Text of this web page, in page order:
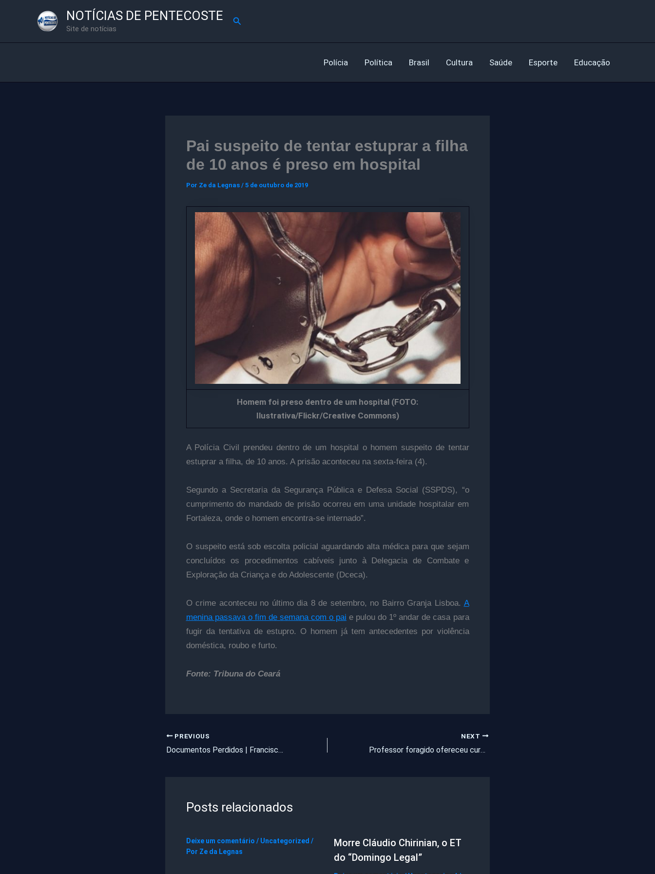
NOTÍCIAS DE PENTECOSTE
Site de notícias
Pesquisar
Polícia Política Brasil Cultura Saúde Esporte Educação
Pai suspeito de tentar estuprar a filha
de 10 anos é preso em hospital
Por Ze da Legnas / 5 de outubro de 2019
Homem foi preso dentro de um hospital (FOTO:
Ilustrativa/Flickr/Creative Commons)
A Polícia Civil prendeu dentro de um hospital o homem suspeito de tentar
estuprar a filha, de 10 anos. A prisão aconteceu na sexta-feira (4).
Segundo a Secretaria da Segurança Pública e Defesa Social (SSPDS), “o
cumprimento do mandado de prisão ocorreu em uma unidade hospitalar em
Fortaleza, onde o homem encontra-se internado”.
O suspeito está sob escolta policial aguardando alta médica para que sejam
concluídos os procedimentos cabíveis junto à Delegacia de Combate e
Exploração da Criança e do Adolescente (Dceca).
O crime aconteceu no último dia 8 de setembro, no Bairro Granja Lisboa. A
menina passava o fim de semana com o pai e pulou do 1º andar de casa para
fugir da tentativa de estupro. O homem já tem antecedentes por violência
doméstica, roubo e furto.
Fonte: Tribuna do Ceará
PREVIOUS
Documentos Perdidos | Francisca Pinto de Oliveira
NEXT
Professor foragido ofereceu cursos por mais de dez anos
Posts relacionados
Deixe um comentário / Uncategorized /
Por Ze da Legnas
Morre Cláudio Chirinian, o ET
do “Domingo Legal”